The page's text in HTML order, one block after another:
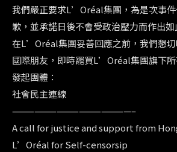
我們嚴正要求L’Oréal集團，為是次事
歉，並承諾日後不會受政治壓力而作出如
在L’Oréal集團妥善回應之前，我們懇
國際朋友，即時罷買L’Oréal集團旗下所
發起團體：
社會民主連線
————————————————–
A call for justice and support from
L’Oréal for Self-censorsip